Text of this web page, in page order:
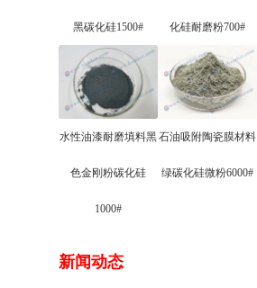
黑碳化硅1500# 化硅耐磨粉700#
水性油漆耐磨填料黑
色金刚粉碳化硅
1000#
石油吸附陶瓷膜材料
绿碳化硅微粉6000#
新闻动态